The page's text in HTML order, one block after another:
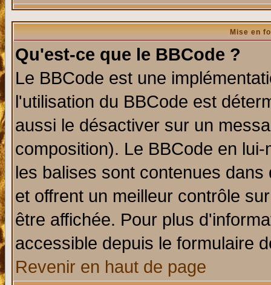
Mise en
Qu'est-ce que le BBCode ?
Le BBCode est une
l'utilisation du BBCode est
aussi le désactiver sur un
composition). Le BBCode en
les balises sont contenues
et offrent un meilleur contrôle
être affichée. Pour plus
accessible depuis le formulaire
Revenir en haut de page